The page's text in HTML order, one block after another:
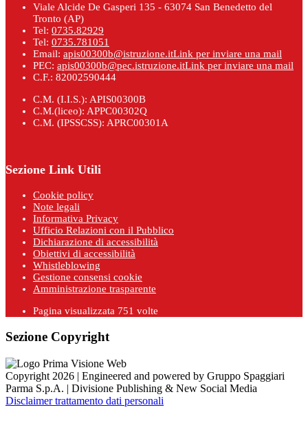
Viale Alcide De Gasperi 135 - 63074 San Benedetto del
Tronto (AP)
Tel: 0735.82929
Tel: 0735.781051
Email: apis00300b@istruzione.itLink per inviare una mail
PEC: apis00300b@pec.istruzione.itLink per inviare una mail
C.F.: 82002590444
C.M. (I.I.S.): APIS00300B
C.M.(liceo): APPC00302Q
C.M. (IPSSCSS): APRC00301A
Sezione Link Utili
Cookie policy
Note legali
Informativa Privacy
Ufficio Relazioni con il Pubblico
Dichiarazione di accessibilità
Obiettivi di accessibilità
Whistleblowing
Gestione consensi cookie
Amministrazione trasparente
Pagina visualizzata 751 volte
Sezione Copyright
Copyright 2026 | Engineered and powered by Gruppo Spaggiari
Parma S.p.A. | Divisione Publishing & New Social Media
Disclaimer trattamento dati personali